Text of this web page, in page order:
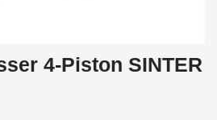
4-Piston SINTER